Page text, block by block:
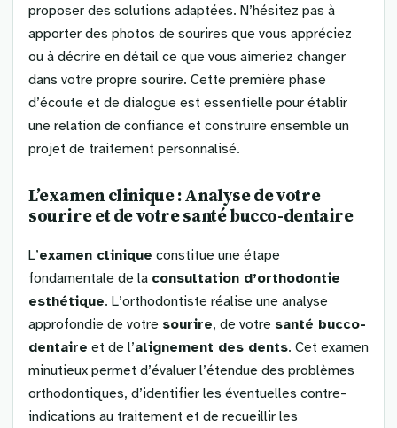
proposer des solutions adaptées. N’hésitez pas à
apporter des photos de sourires que vous appréciez
ou à décrire en détail ce que vous aimeriez changer
dans votre propre sourire. Cette première phase
d’écoute et de dialogue est essentielle pour établir
une relation de confiance et construire ensemble un
projet de traitement personnalisé.
L’examen clinique : Analyse de votre
sourire et de votre santé bucco-dentaire
L’examen clinique constitue une étape
fondamentale de la consultation d’orthodontie
esthétique. L’orthodontiste réalise une analyse
approfondie de votre sourire, de votre santé bucco-
dentaire et de l’alignement des dents. Cet examen
minutieux permet d’évaluer l’étendue des problèmes
orthodontiques, d’identifier les éventuelles contre-
indications au traitement et de recueillir les